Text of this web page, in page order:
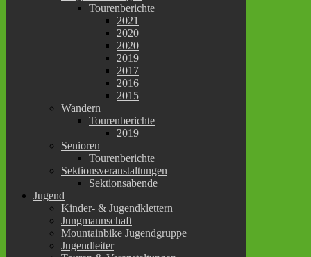
Tourenberichte
2021
2020
2020
2019
2017
2016
2015
Wandern
Tourenberichte
2019
Senioren
Tourenberichte
Sektionsveranstaltungen
Sektionsabende
Jugend
Kinder- & Jugendklettern
Jungmannschaft
Mountainbike Jugendgruppe
Jugendleiter